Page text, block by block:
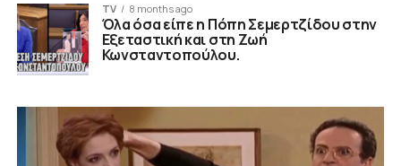
TV 8 months ago
Όλα όσα είπε η Πόπη Σεμερτζίδου στην
Εξεταστική και στη Ζωή
Κωνσταντοπούλου.